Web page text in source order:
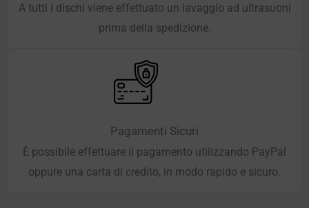
A tutti i dischi viene effettuato un lavaggio ad ultrasuoni
prima della spedizione.
Pagamenti Sicuri
È possibile effettuare il pagamento utilizzando PayPal
oppure una carta di credito, in modo rapido e sicuro.